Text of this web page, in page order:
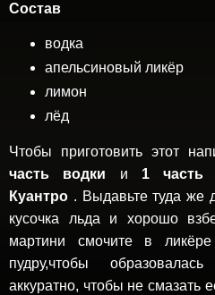
Состав
водка
апельсиновый ликёр
лимон
лёд
Чтобы приготовить этот
часть водки и 1 часть
Куантро . Выдавьте туда же
кусочка льда и хорошо
мартини смочите в
пудру,чтобы
аккуратно, чтобы не смазать